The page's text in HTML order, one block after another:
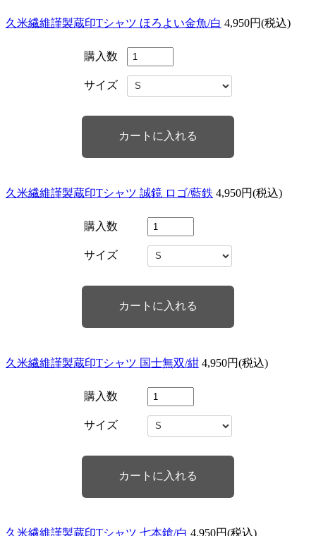
久米繊維謹製蔵印Tシャツ ほろよい金魚/白 4,950円(税込)
購入数
サイズ
久米繊維謹製蔵印Tシャツ 誠鏡 ロゴ/藍鉄 4,950円(税込)
購入数
サイズ
久米繊維謹製蔵印Tシャツ 国士無双/紺 4,950円(税込)
購入数
サイズ
久米繊維謹製蔵印Tシャツ 七本鎗/白 4,950円(税込)